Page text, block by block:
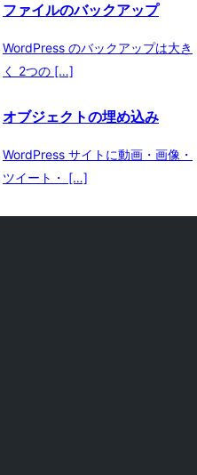
ファイルのバックアップ
WordPress のバックアップは大き
く 2つの […]
オブジェクトの埋め込み
WordPress サイトに動画・画像・
ツイート・ […]